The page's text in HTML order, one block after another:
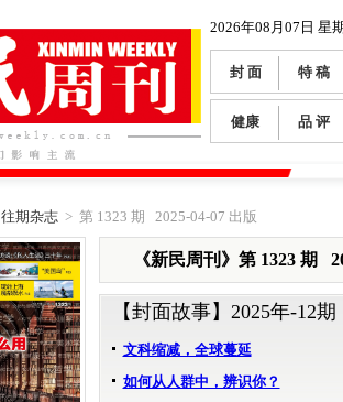
2026年08月07日 星
封 面 特 稿
健康 品 评
往期杂志> 第 1323 期 2025-04-07 出版
《新民周刊》第 1323 期
【封面故事】 2025年-12期
文科缩减，全球蔓延
如何从人群中，辨识你？